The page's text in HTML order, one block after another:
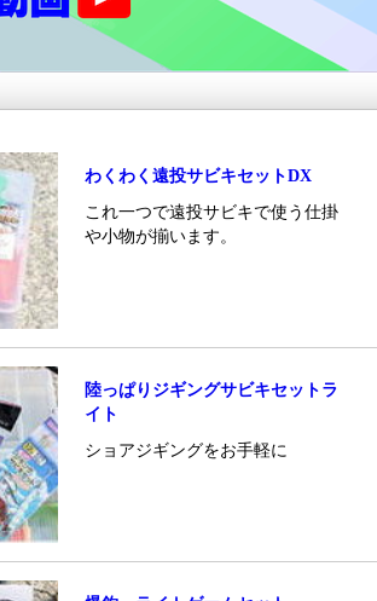
わくわく遠投サビキセットDX
これ一つで遠投サビキで使う仕掛
や小物が揃います。
陸っぱりジギングサビキセットラ
イト
ショアジギングをお手軽に